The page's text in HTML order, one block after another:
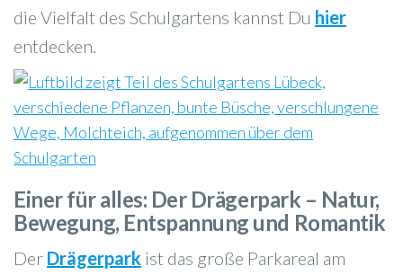
die Vielfalt des Schulgartens kannst Du hier
entdecken.
Einer für alles: Der Drägerpark – Natur,
Bewegung, Entspannung und Romantik
Der Drägerpark ist das große Parkareal am